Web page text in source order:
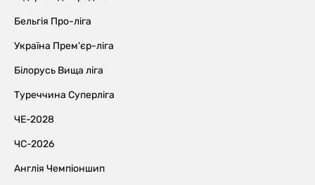
Бельгія Про-ліга
Україна Прем'єр-ліга
Білорусь Вища ліга
Туреччина Суперліга
ЧЕ-2028
ЧС-2026
Англія Чемпіоншип